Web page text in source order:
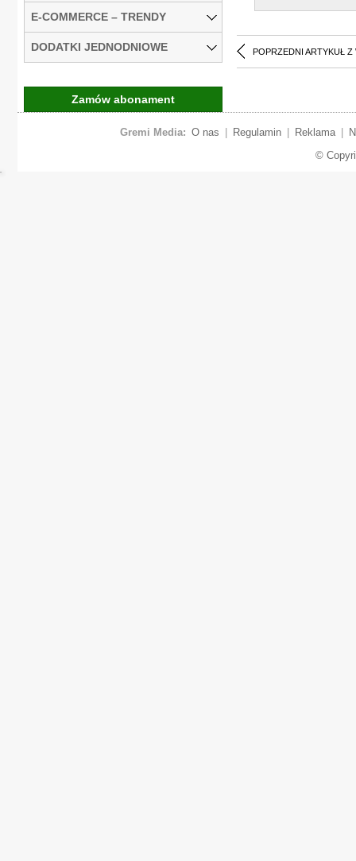
POPRZEDNI ARTYKUŁ Z
E-COMMERCE – TRENDY
DODATKI JEDNODNIOWE
Zamów abonament
Gremi Media: O nas Regulamin Reklama
©